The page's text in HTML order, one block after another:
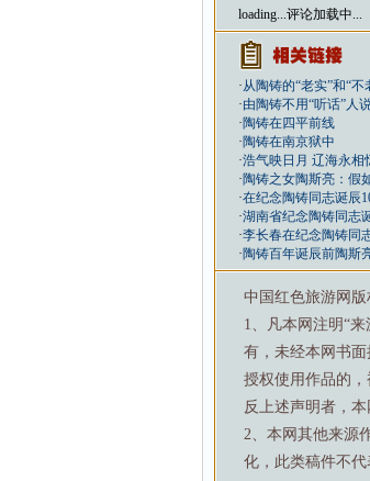
loading...评论加载中...
·从陶铸的“老实”和“不
·由陶铸不用“听话”人
·陶铸在四平前线
·陶铸在南京狱中
·浩气映日月 辽海永
·陶铸之女陶斯亮：假
·在纪念陶铸同志诞辰
·湖南省纪念陶铸同志
·李长春在纪念陶铸同
·陶铸百年诞辰前陶斯
中国红色旅游网版
1、凡本网注明“
有，未经本网书
授权使用作品的
反上述声明者，本
2、本网其他来源
化，此类稿件不代